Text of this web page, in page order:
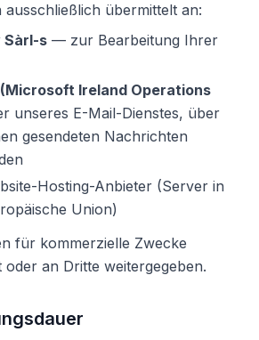
übermittelt an:
Sàrl-s — zur Bearbeitung Ihrer
Ireland Operations
unseres E-Mail-Dienstes, über
gesendeten Nachrichten
Hosting-Anbieter (Server in
Union)
für kommerzielle Zwecke
an Dritte weitergegeben.